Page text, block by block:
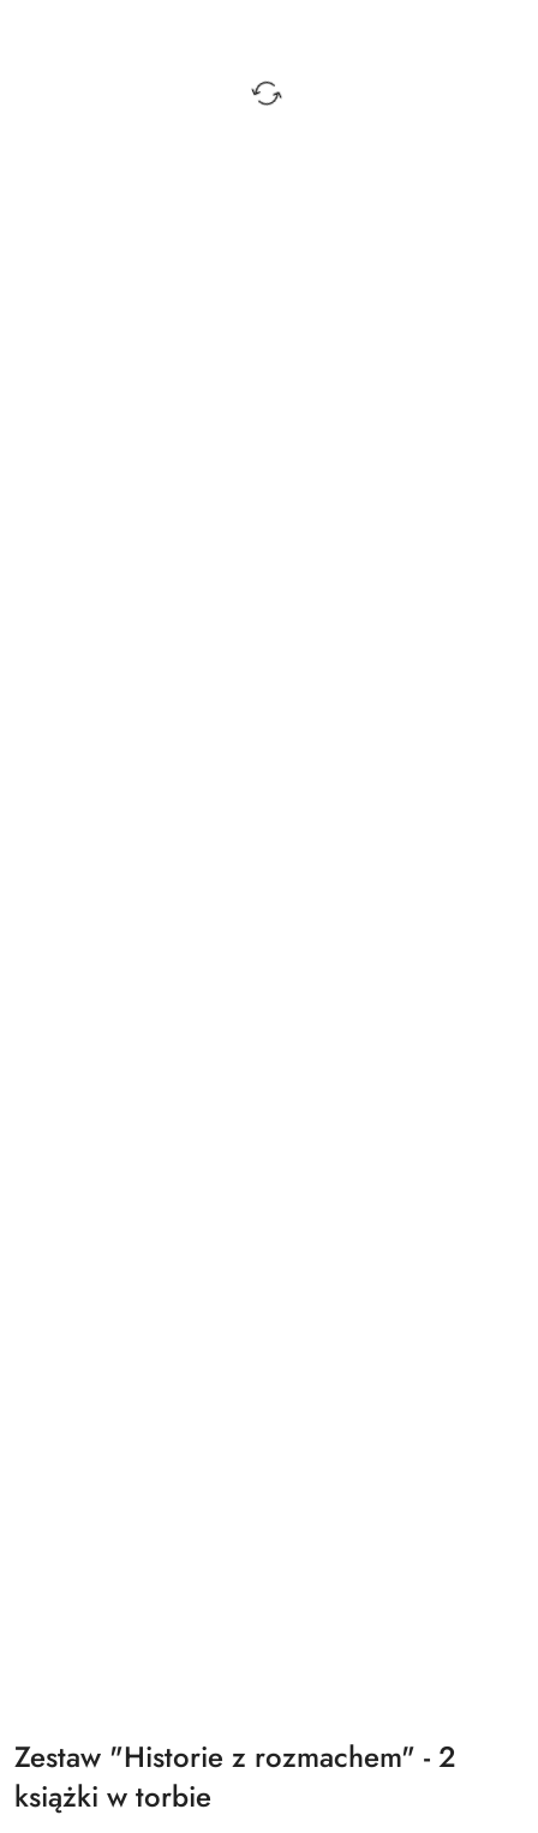
Zestaw "Historie z rozmachem" - 2
książki w torbie